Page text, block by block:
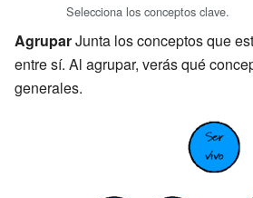
Selecciona los conceptos clave.
AgruparJunta los conceptos que
entre sí. Al agrupar, verás qué
generales.